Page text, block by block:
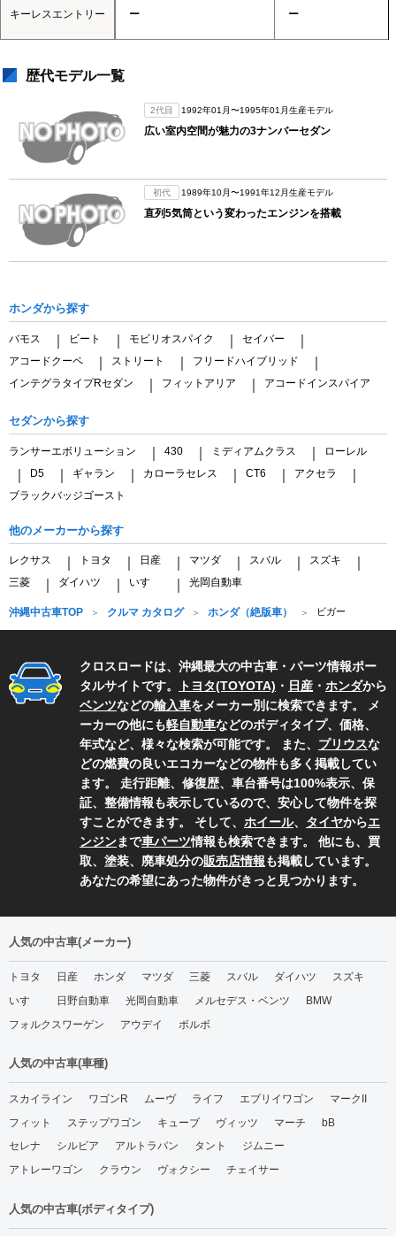
キーレスエントリー ー ー
歴代モデル一覧
2代目 1992年01月〜1995年01月生産モデル
広い室内空間が魅力の3ナンバーセダン
初代 1989年10月〜1991年12月生産モデル
直列5気筒という変わったエンジンを搭載
ホンダから探す
バモス ビート モビリオスパイク セイバー
アコードクーペ ストリート フリードハイブリッド
インテグラタイプRセダン フィットアリア アコードインスパイア
セダンから探す
ランサーエボリューション 430 ミディアムクラス ローレル
D5 ギャラン カローラセレス CT6 アクセラ
ブラックバッジゴースト
他のメーカーから探す
レクサス トヨタ 日産 マツダ スバル スズキ
三菱 ダイハツ いすゞ 光岡自動車
沖縄中古車TOP クルマ カタログ ホンダ（絶版車） ビガー
クロスロードは、沖縄最大の中古車・パーツ情報ポー
タルサイトです。
トヨタ(TOYOTA) ・ 日産 ・ ホンダから
ベンツなどの輸入車をメーカー別に検索できます。 メ
ーカーの他にも軽自動車などのボディタイプ、価格、
年式など、様々な検索が可能です。 また、 プリウスな
どの燃費の良いエコカーなどの物件も多く掲載してい
ます。 走行距離、修復歴、車台番号は100%表示、保
証、整備情報も表示しているので、安心して物件を探
すことができます。 そして、 ホイール、 タイヤからエ
ンジンまで車パーツ情報も検索できます。 他にも、買
取、塗装、廃車処分の販売店情報も掲載しています。
あなたの希望にあった物件がきっと見つかります。
人気の中古車(メーカー)
トヨタ 日産 ホンダ マツダ 三菱 スバル ダイハツ
スズキ
いすゞ
日野自動車 光岡自動車 メルセデス・ベンツ
BMW
フォルクスワーゲン
アウデイ ボルボ
人気の中古車(車種)
スカイライン ワゴンR ムーヴ ライフ エブリイワゴン
マークII
フィット
ステップワゴン キューブ ヴィッツ マーチ
bB
セレナ
シルビア アルトラパン タント
ジムニー
アトレーワゴン
クラウン ヴォクシー チェイサー
人気の中古車(ボディタイプ)